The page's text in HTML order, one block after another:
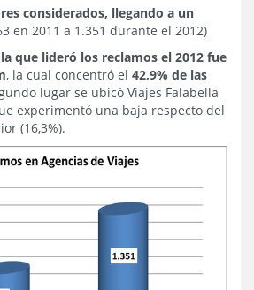
considerados, llegando a un
en 2011 a 1.351 durante el 2012)
la que lideró los reclamos el 2012 fue
, la cual concentró el 42,9% de las
lugar se ubicó Viajes Falabella
experimentó una baja respecto del
(16,3%).